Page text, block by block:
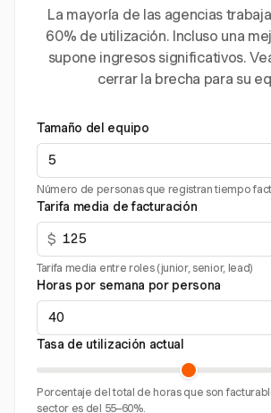
La mayoría de las agencias
60% de utilización. Incluso una
supone ingresos significativos.
cerrar la brecha para su
Tamaño del equipo
Número de personas que registran tiempo
Tarifa media de facturación
$
Tarifa media entre roles (junior, senior, lead)
Horas por semana por persona
Tasa de utilización actual
Porcentaje del total de horas que son
sector es del 55–60%.